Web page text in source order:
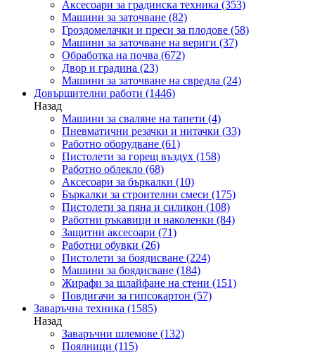
Аксесоари за градинска техника (353)
Машини за заточване (82)
Гроздомелачки и преси за плодове (58)
Машини за заточване на вериги (37)
Обработка на почва (672)
Двор и градина (23)
Машини за заточване на свредла (24)
Довършителни работи (1446)
Назад
Машини за сваляне на тапети (4)
Пневматични резачки и нитачки (33)
Работно оборудване (61)
Пистолети за горещ въздух (158)
Работно облекло (68)
Аксесоари за бъркалки (10)
Бъркалки за строителни смеси (175)
Пистолети за пяна и силикон (108)
Работни ръкавици и наколенки (84)
Защитни аксесоари (71)
Работни обувки (26)
Пистолети за боядисване (224)
Машини за боядисване (184)
Жирафи за шлайфане на стени (151)
Повдигачи за гипсокартон (57)
Заваръчна техника (1585)
Назад
Заваръчни шлемове (132)
Поялници (115)